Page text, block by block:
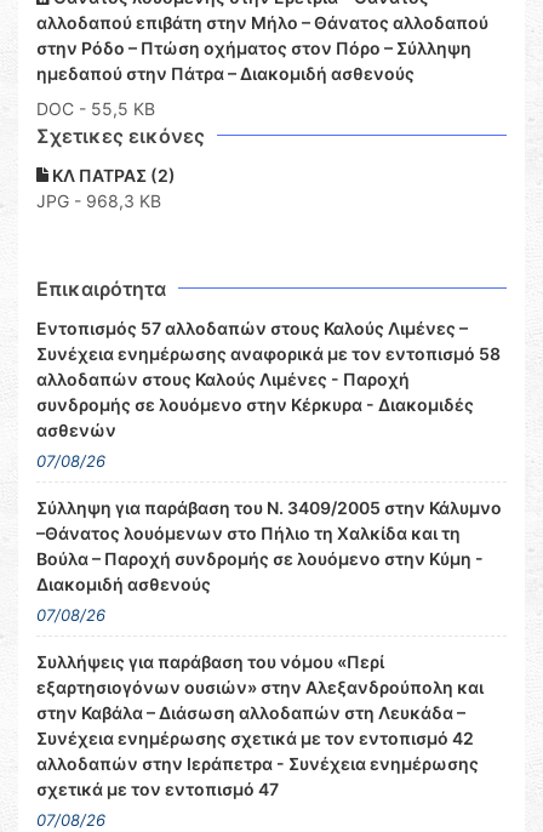
αλλοδαπού επιβάτη στην Μήλο – Θάνατος αλλοδαπού
στην Ρόδο – Πτώση οχήματος στον Πόρο – Σύλληψη
ημεδαπού στην Πάτρα – Διακομιδή ασθενούς
DOC - 55,5 KB
Σχετικες εικόνες
ΚΛ ΠΑΤΡΑΣ (2)
JPG - 968,3 KB
Επικαιρότητα
Εντοπισμός 57 αλλοδαπών στους Καλούς Λιμένες –
Συνέχεια ενημέρωσης αναφορικά με τον εντοπισμό 58
αλλοδαπών στους Καλούς Λιμένες - Παροχή
συνδρομής σε λουόμενο στην Κέρκυρα - Διακομιδές
ασθενών
07/08/26
Σύλληψη για παράβαση του Ν. 3409/2005 στην Κάλυμνο
–Θάνατος λουόμενων στο Πήλιο τη Χαλκίδα και τη
Βούλα – Παροχή συνδρομής σε λουόμενο στην Κύμη -
Διακομιδή ασθενούς
07/08/26
Συλλήψεις για παράβαση του νόμου «Περί
εξαρτησιογόνων ουσιών» στην Αλεξανδρούπολη και
στην Καβάλα – Διάσωση αλλοδαπών στη Λευκάδα –
Συνέχεια ενημέρωσης σχετικά με τον εντοπισμό 42
αλλοδαπών στην Ιεράπετρα - Συνέχεια ενημέρωσης
σχετικά με τον εντοπισμό 47
07/08/26